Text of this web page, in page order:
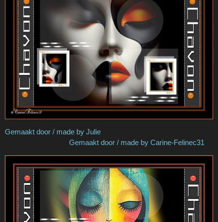
Gemaakt door / made by Julie
Gemaakt door / made by Carine-Felinec31